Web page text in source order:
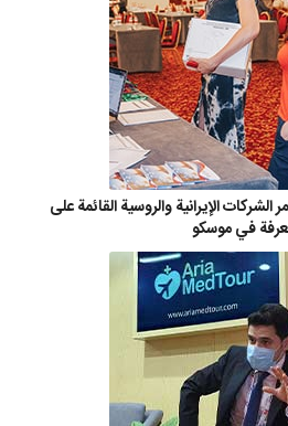
الإيرانية والروسية القائمة على
في موسكو